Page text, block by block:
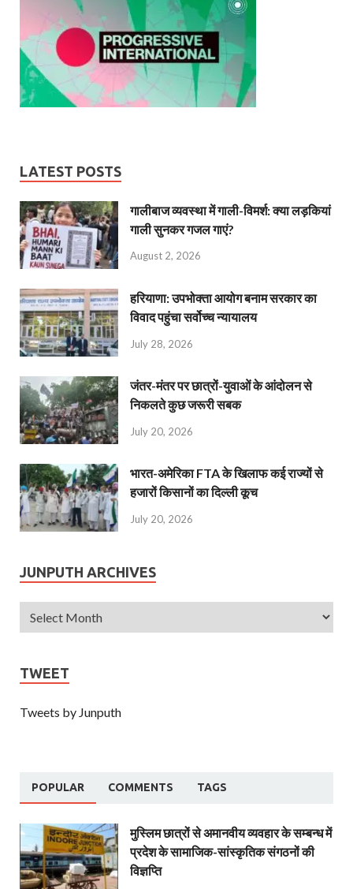
LATEST POSTS
गालीबाज व्‍यवस्‍था में गाली-विमर्श: क्या लड़कियां
गाली सुनकर गजल गाएं?
August 2, 2026
हरियाणा: उपभोक्ता आयोग बनाम सरकार का
विवाद पहुंचा सर्वोच्च न्यायालय
July 28, 2026
जंतर-मंतर पर छात्रों-युवाओं के आंदोलन से
निकलते कुछ जरूरी सबक
July 20, 2026
भारत-अमेरिका FTA के खिलाफ कई राज्यों से
हजारों किसानों का दिल्ली कूच
July 20, 2026
JUNPUTH ARCHIVES
TWEET
Tweets by Junputh
POPULAR COMMENTS TAGS
मुस्लिम छात्रों से अमानवीय व्यवहार के सम्बन्ध में
प्रदेश के सामाजिक-सांस्कृतिक संगठनों की
विज्ञप्ति